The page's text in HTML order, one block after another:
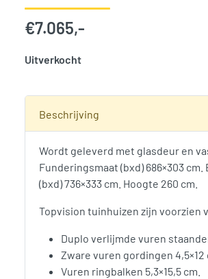
€7.065,-
Uitverkocht
Beschrijving
Wordt geleverd met glasdeur en
Funderingsmaat (bxd) 686×303
(bxd) 736×333 cm. Hoogte 260 cm.
Topvision tuinhuizen zijn voorzien
Duplo verlijmde vuren
Zware vuren gordingen 4,5×12
Vuren ringbalken 5,3×15,5 cm.